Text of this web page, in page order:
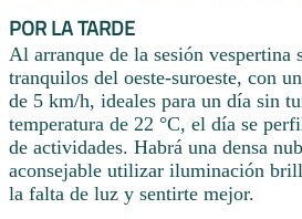
POR LA TARDE
Al arranque de la sesión vespertina
tranquilos del oeste-suroeste, con
de 5 km/h, ideales para un día sin
temperatura de 22 °C, el día se
de actividades. Habrá una densa
aconsejable utilizar iluminación
la falta de luz y sentirte mejor.